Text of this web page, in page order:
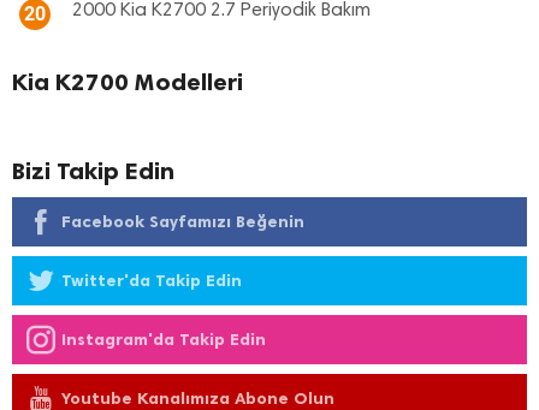
20 2000 Kia K2700 2.7 Periyodik Bakım
Kia K2700 Modelleri
Bizi Takip Edin
Facebook Sayfamızı Beğenin
Twitter'da Takip Edin
Instagram'da Takip Edin
Youtube Kanalımıza Abone Olun